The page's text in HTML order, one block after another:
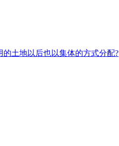
土地以后也以集体的方式分配?